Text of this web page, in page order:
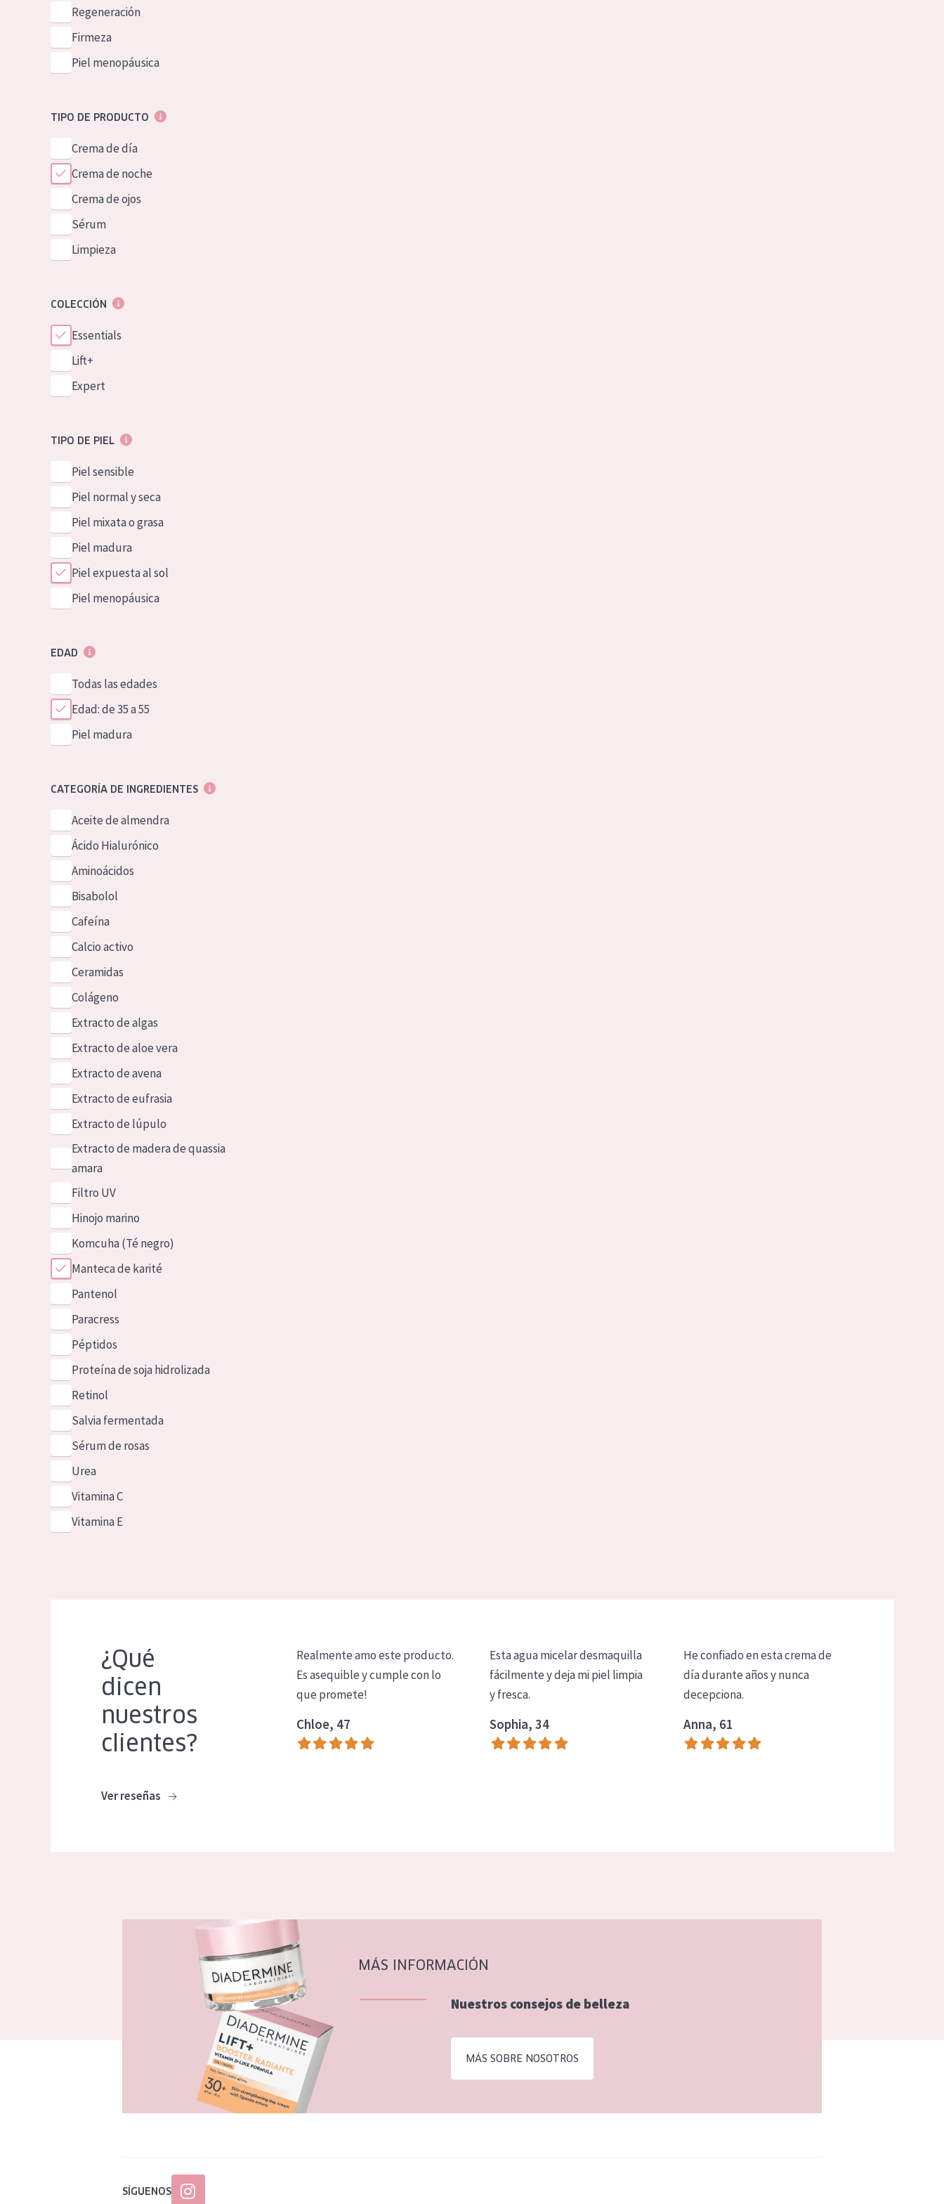
German
Spanish
Greek
Regeneración
Firmeza
Piel menopáusica
TIPO DE PRODUCTO
Crema de día
Crema de noche
Crema de ojos
Sérum
Limpieza
COLECCIÓN
Essentials
Lift+
Expert
TIPO DE PIEL
Piel sensible
Piel normal y seca
Piel mixata o grasa
Piel madura
Piel expuesta al sol
Piel menopáusica
EDAD
Todas las edades
Edad: de 35 a 55
Piel madura
CATEGORÍA DE INGREDIENTES
Aceite de almendra
Ácido Hialurónico
Aminoácidos
Bisabolol
Cafeína
Calcio activo
Ceramidas
Colágeno
Extracto de algas
Extracto de aloe vera
Extracto de avena
Extracto de eufrasia
Extracto de lúpulo
Extracto de madera de quassia
amara
Filtro UV
Hinojo marino
Komcuha (Té negro)
Manteca de karité
Pantenol
Paracress
Péptidos
Proteína de soja hidrolizada
Retinol
Salvia fermentada
Sérum de rosas
Urea
Vitamina C
Vitamina E
¿Qué
dicen
nuestros
clientes?
Ver reseñas
Realmente amo este producto.
Es asequible y cumple con lo
que promete!
Chloe, 47
Esta agua micelar desmaquilla
fácilmente y deja mi piel limpia
y fresca.
Sophia, 34
He confiado en esta crema de
día durante años y nunca
decepciona.
Anna, 61
MÁS INFORMACIÓN
Nuestros consejos de belleza
MÁS SOBRE NOSOTROS
SÍGUENOS